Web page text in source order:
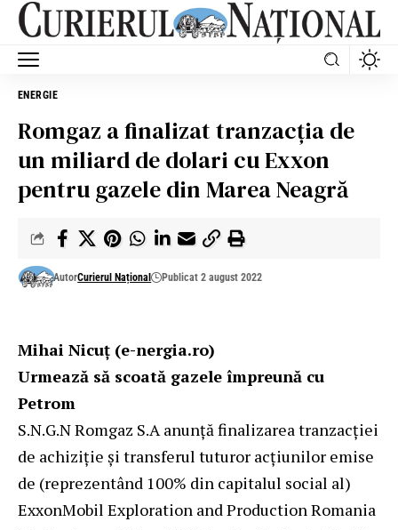
ENERGIE
Romgaz a finalizat tranzacţia de
un miliard de dolari cu Exxon
pentru gazele din Marea Neagră
AutorCurierul Național Publicat 2 august 2022
Mihai Nicuţ (e-nergia.ro)
Urmează să scoată gazele împreună cu
Petrom
S.N.G.N Romgaz S.A anunță finalizarea tranzacției
de achiziție și transferul tuturor acțiunilor emise
de (reprezentând 100% din capitalul social al)
ExxonMobil Exploration and Production Romania